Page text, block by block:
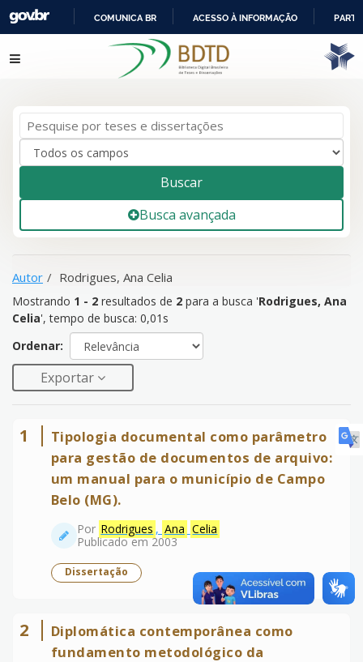
IR
PARA
COMUNICA BR ACESSO À INFORMAÇÃO
resultados de 2para a busca '
Rodrigues, Ana
Celia
Pular para o conteúdo
Buscar
Busca avançada
Autor Rodrigues, Ana Celia
Mostrando 1 - 2 resultados de 2 para a busca 'Rodrigues, Ana
Celia', tempo de busca: 0,01s
Ordenar:
Exportar
1
Tipologia documental como parâmetro
para gestão de documentos de arquivo:
um manual para o município de Campo
Belo (MG).
Por Rodrigues , Ana Celia
Publicado em 2003
Dissertação
2
Diplomática contemporânea como
fundamento metodológico da